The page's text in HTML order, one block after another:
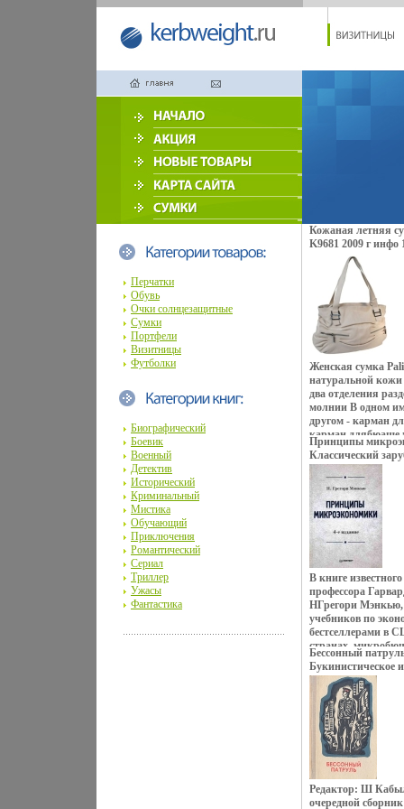
Перчатки
Обувь
Очки солнцезащитные
Сумки
Портфели
Визитницы
Футболки
Кожаная летняя
K9681 2009 г инфо
Женская сумка
натуральной кожи
два отделения
молнии В одном
другом - карман
карман длябюаще
стенке - два
фурнитуры -
- 22 см Артикул:
Цвет: бежевый
Принципы
Классический
733q.
В книге
профессора
НГрегори Мэнкью,
учебников по
бестселлерами в
странах,
предстает как
экономической
подхода
предложения,
производства,
конкурентных
рынки факторов
потребительский
доходов,
эффекты Автор
налоговой
Бессонный
Букинистическое
Хорошая
Твердый
Формат: 84x108/
Редактор: Ш
очередной
Биографический
Боевик
Военный
Детектив
Исторический
Криминальный
Мистика
Обучающий
Приключения
Романтический
Сериал
Триллер
Ужасы
Фантастика